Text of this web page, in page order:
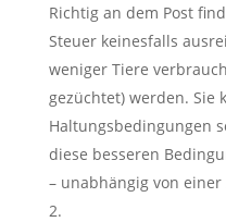
Richtig an dem Post
Steuer keinesfalls
weniger Tiere
gezüchtet) werden. Sie
Haltungsbedingungen
diese besseren
– unabhängig von einer